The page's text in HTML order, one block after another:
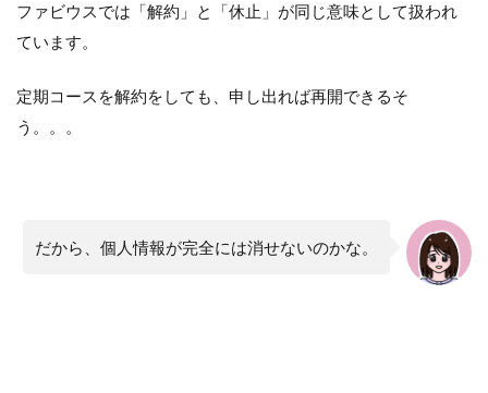
ファビウスでは「解約」と「休止」が同じ意味として扱われ
ています。
定期コースを解約をしても、申し出れば再開できるそ
う。。。
だから、個人情報が完全には消せないのかな。